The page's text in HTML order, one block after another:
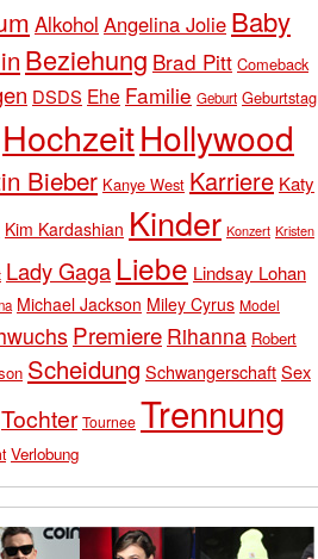
Alkohol Angelina Jolie Baby
Beziehung Brad Pitt Comeback
DSDS Ehe Familie Geburt Geburtstag
HochzeitHollywood
Bieber Kanye West Karriere Katy
Kim Kardashian Kinder Konzert Kristen
Lady Gaga Liebe Lindsay Lohan
Michael Jackson Miley Cyrus Model
Premiere Rihanna Robert
Scheidung SchwangerschaftSex
Tochter Tournee Trennung
Verlobung